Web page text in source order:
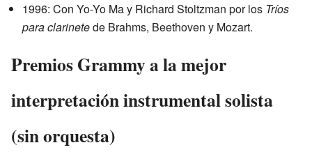
1996: Con Yo-Yo Ma y Richard Stoltzman por los Tríos
para clarinetede Brahms, Beethoven y Mozart.
Premios Grammy a la mejor
interpretación instrumental solista
(sin orquesta)